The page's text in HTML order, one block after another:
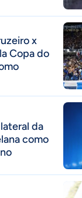
x
Copa do
da
como